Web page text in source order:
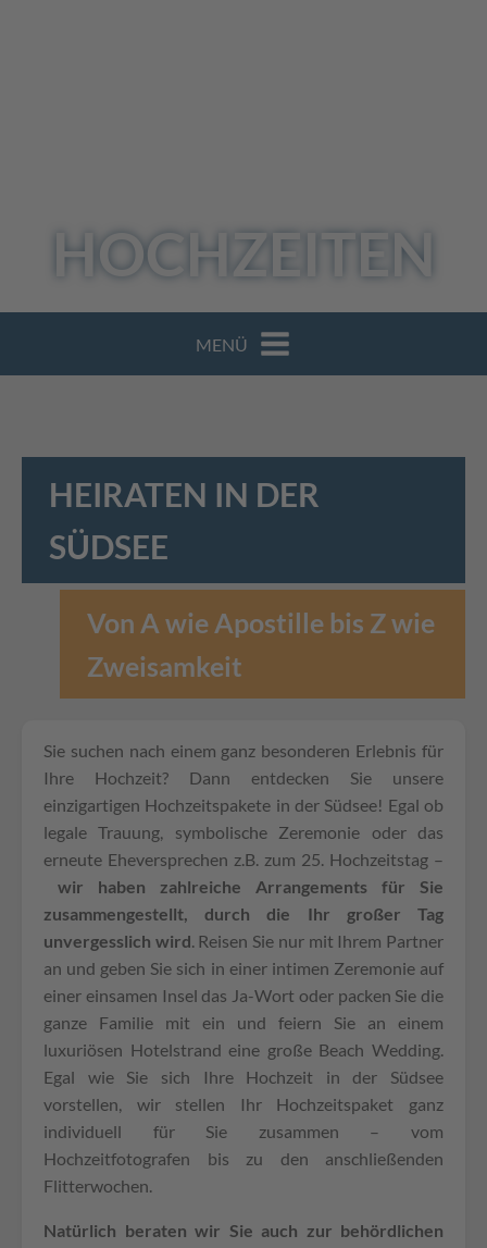
HOCHZEITEN
MENÜ
HEIRATEN IN DER
SÜDSEE
Von A wie Apostille bis Z wie
Zweisamkeit
Sie suchen nach einem ganz besonderen Erlebnis für
Ihre Hochzeit? Dann entdecken Sie unsere
einzigartigen Hochzeitspakete in der Südsee! Egal ob
legale Trauung, symbolische Zeremonie oder das
erneute Eheversprechen z.B. zum 25. Hochzeitstag –
wir haben zahlreiche Arrangements für Sie
zusammengestellt, durch die Ihr großer Tag
unvergesslich wird. Reisen Sie nur mit Ihrem Partner
an und geben Sie sich in einer intimen Zeremonie auf
einer einsamen Insel das Ja-Wort oder packen Sie die
ganze Familie mit ein und feiern Sie an einem
luxuriösen Hotelstrand eine große Beach Wedding.
Egal wie Sie sich Ihre Hochzeit in der Südsee
vorstellen, wir stellen Ihr Hochzeitspaket ganz
individuell für Sie zusammen – vom
Hochzeitfotografen bis zu den anschließenden
Flitterwochen.
Natürlich beraten wir Sie auch zur behördlichen